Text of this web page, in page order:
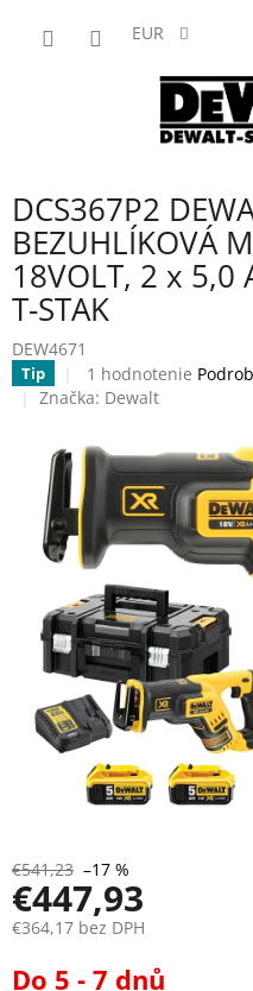
EUR
DCS367P2
BEZUHLÍKOVÁ
18VOLT, 2 x 5,0
T-STAK
DEW4671
Tip
Priemerné
hodnotenie
je
5,0
z
hviezdičiek.
1 hodnotenie
Značka: Dewalt
€541,23 –17 %
€447,93
€364,17 bez DPH
cena:
Do 5 - 7 dnů